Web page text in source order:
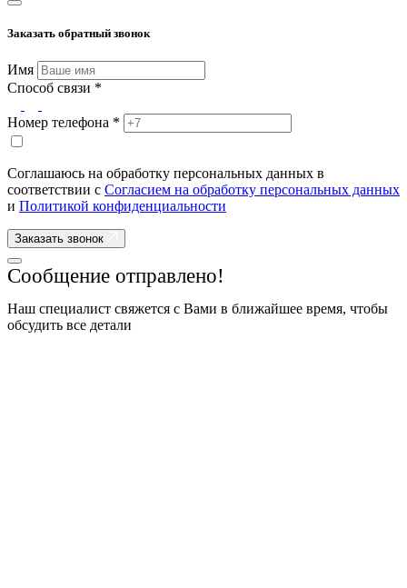
Заказать обратный звонок
Имя
Способ связи *
Номер телефона *
Соглашаюсь на обработку персональных данных в
соответствии с Согласием на обработку персональных данных
и Политикой конфиденциальности
Заказать звонок
Сообщение отправлено!
Наш специалист свяжется с Вами в ближайшее время, чтобы
обсудить все детали